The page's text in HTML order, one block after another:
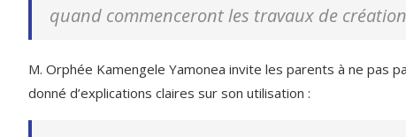
quand commenceront les travaux de
M. Orphée Kamengele Yamonea invite les parents à ne pas
donné d’explications claires sur son utilisation :